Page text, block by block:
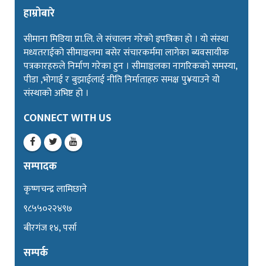
हाम्रोबारे
सीमाना मिडिया प्रा.लि. ले संचालन गरेको इपत्रिका हो । यो संस्था
मध्यतराईको सीमाञ्चलमा बसेर संचारकर्ममा लागेका ब्यवसायीक
पत्रकारहरुले निर्माण गरेका हुन । सीमाञ्चलका नागरिकको समस्या,
पीडा ,भोगाई र बुझाईलाई नीति निर्माताहरु समक्ष पु¥याउने यो
संस्थाको अभिष्ट हो ।
CONNECT WITH US
सम्पादक
कृष्णचन्द्र लामिछाने
९८५५०२२४९७
बीरगंज १४, पर्सा
सम्पर्क